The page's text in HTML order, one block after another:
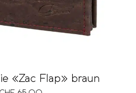
«Zac Flap» braun